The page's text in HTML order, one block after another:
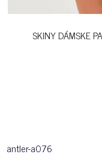
SKINY DÁMSKE
antler-a076